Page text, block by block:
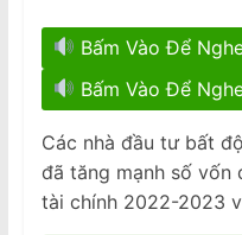
p
e
r
Bấm Vào Để
Bấm Vào Để
Các nhà đầu tư bất
đã tăng mạnh số vốn
tài chính 2022-2023